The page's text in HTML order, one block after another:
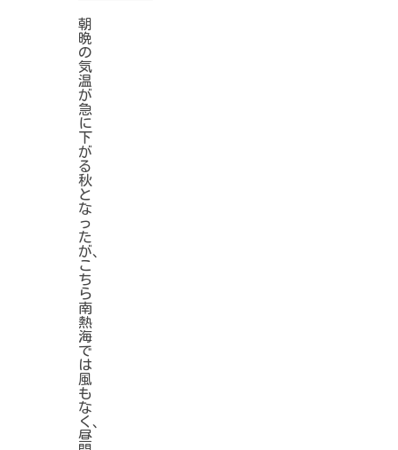
朝
晩
の
気
温
が
急
に
下
が
る
秋
と
な
っ
た
が、
こ
ち
ら
南
熱
海
で
は
風
も
な
く、
昼